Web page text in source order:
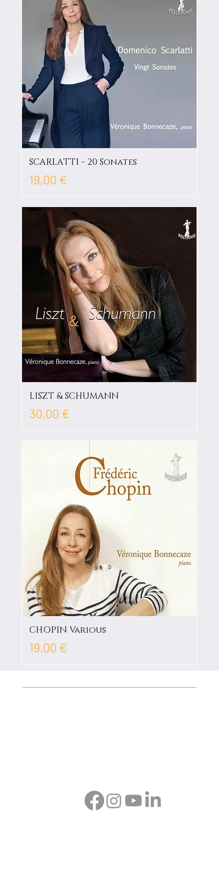
SCARLATTI - 20 Sonates
Prix
19,00 €
LISZT & SCHUMANN
Prix
30,00 €
CHOPIN Various
Prix
19,00 €